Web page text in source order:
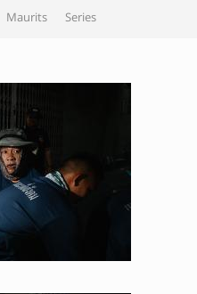
Maurits Series